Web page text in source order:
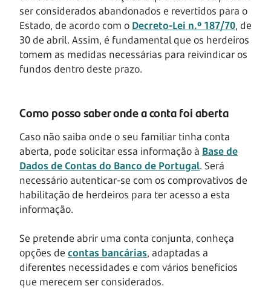
ser considerados abandonados e revertidos para o
Estado, de acordo com o Decreto-Lei n.º 187/70, de
30 de abril. Assim, é fundamental que os herdeiros
tomem as medidas necessárias para reivindicar os
fundos dentro deste prazo.
Como posso saber onde a conta foi aberta
Caso não saiba onde o seu familiar tinha conta
aberta, pode solicitar essa informação à Base de
Dados de Contas do Banco de Portugal. Será
necessário autenticar-se com os comprovativos de
habilitação de herdeiros para ter acesso a esta
informação.
Se pretende abrir uma conta conjunta, conheça
opções de contas bancárias, adaptadas a
diferentes necessidades e com vários benefícios
que merecem ser considerados.